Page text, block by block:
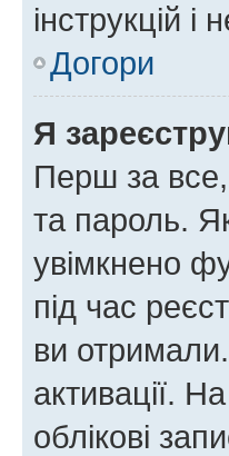
інструкцій
Догори
Я
Перш за все,
та пароль.
увімкнено
під час
ви
активації.
облікові